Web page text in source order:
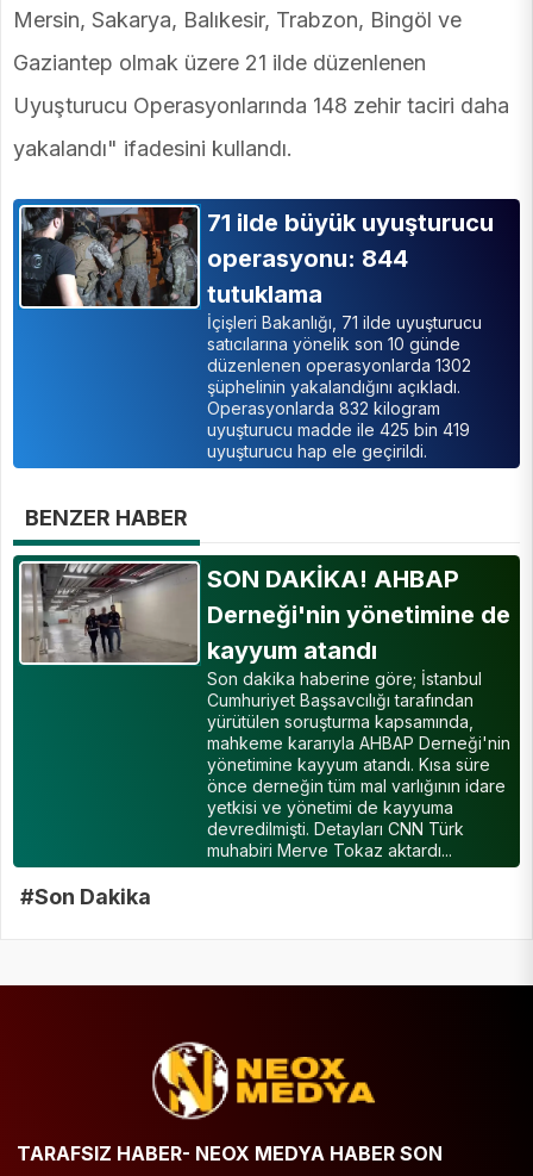
Mersin, Sakarya, Balıkesir, Trabzon, Bingöl ve
Gaziantep olmak üzere 21 ilde düzenlenen
Uyuşturucu Operasyonlarında 148 zehir taciri daha
yakalandı" ifadesini kullandı.
71 ilde büyük uyuşturucu
operasyonu: 844
tutuklama
İçişleri Bakanlığı, 71 ilde uyuşturucu
satıcılarına yönelik son 10 günde
düzenlenen operasyonlarda 1302
şüphelinin yakalandığını açıkladı.
Operasyonlarda 832 kilogram
uyuşturucu madde ile 425 bin 419
uyuşturucu hap ele geçirildi.
BENZER HABER
SON DAKİKA! AHBAP
Derneği'nin yönetimine de
kayyum atandı
Son dakika haberine göre; İstanbul
Cumhuriyet Başsavcılığı tarafından
yürütülen soruşturma kapsamında,
mahkeme kararıyla AHBAP Derneği'nin
yönetimine kayyum atandı. Kısa süre
önce derneğin tüm mal varlığının idare
yetkisi ve yönetimi de kayyuma
devredilmişti. Detayları CNN Türk
muhabiri Merve Tokaz aktardı...
#Son Dakika
TARAFSIZ HABER- NEOX MEDYA HABER SON